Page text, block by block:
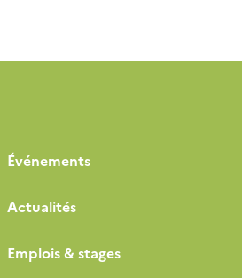
Événements
Actualités
Emplois & stages